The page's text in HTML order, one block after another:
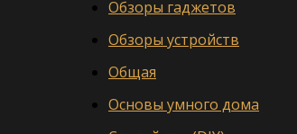
Обзоры гаджетов
Обзоры устройств
Общая
Основы умного дома